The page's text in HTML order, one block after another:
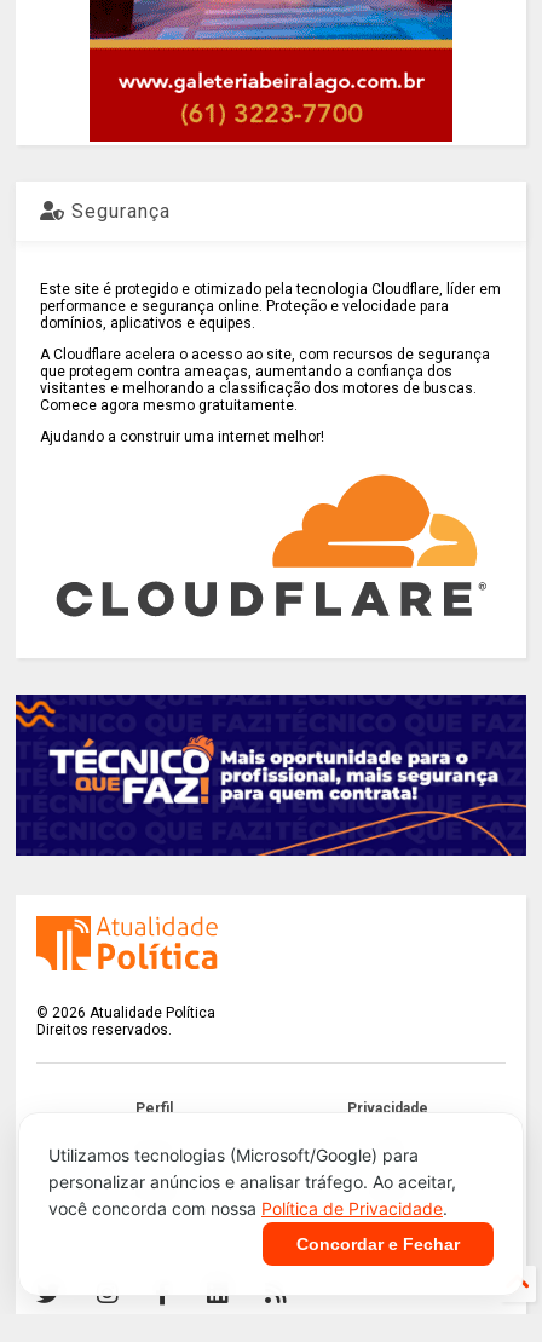
Utilizamos tecnologias (Microsoft/Google) para
personalizar anúncios e analisar tráfego. Ao aceitar,
você concorda com nossa Política de Privacidade.
Concordar e Fechar
Segurança
Este site é protegido e otimizado pela tecnologia Cloudflare, líder em
performance e segurança online. Proteção e velocidade para
domínios, aplicativos e equipes.
A Cloudflare acelera o acesso ao site, com recursos de segurança
que protegem contra ameaças, aumentando a confiança dos
visitantes e melhorando a classificação dos motores de buscas.
Comece agora mesmo gratuitamente.
Ajudando a construir uma internet melhor!
© 2026 Atualidade Política
Direitos reservados.
Perfil Privacidade
Termos LGPD
Contato Apoie!